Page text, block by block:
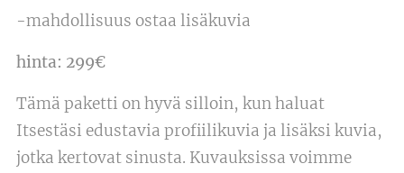
-mahdollisuus ostaa lisäkuvia
hinta: 299€
Tämä paketti on hyvä silloin, kun haluat
Itsestäsi edustavia profiilikuvia ja lisäksi kuvia,
jotka kertovat sinusta. Kuvauksissa voimme